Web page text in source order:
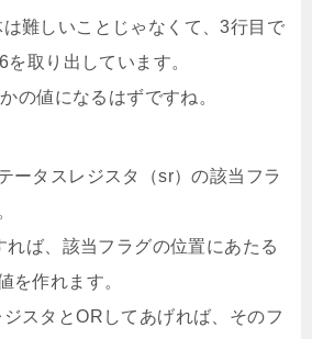
難しいことじゃなくて、3行目で
取り出しています。
の値になるはずですね。
ータスレジスタ（sr）の該当フラ
れば、該当フラグの位置にあたる
を作れます。
スタとORしてあげれば、そのフ